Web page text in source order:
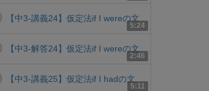
5:24
【中3-講義24】仮定法if I wereの文
2:46
【中3-解答24】仮定法if I wereの文
5:11
【中3-講義25】仮定法if I hadの文